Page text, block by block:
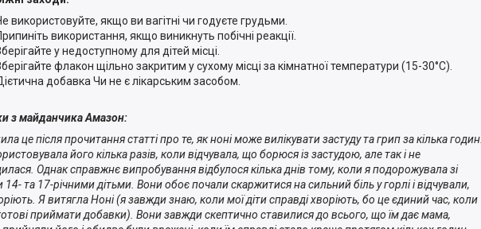
використовуйте, якщо ви вагітні чи годуєте грудьми.
використання, якщо виникнуть побічні реакції.
у недоступному для дітей місці.
флакон щільно закритим у сухому місці за кімнатної температури (15-30°C).
добавка Чи не є лікарським засобом.
з майданчика Амазон:
це після прочитання статті про те, як ноні може вилікувати застуду та грип за кілька годин.
його кілька разів, коли відчувала, що борюся із застудою, але так і не
Однак справжнє випробування відбулося кілька днів тому, коли я подорожувала зі
14- та 17-річними дітьми. Вони обоє почали скаржитися на сильний біль у горлі і відчували,
Я витягла Ноні (я завжди знаю, коли мої діти справді хворіють, бо це єдиний час, коли
приймати добавки). Вони завжди скептично ставилися до всього, що їм дає мама,